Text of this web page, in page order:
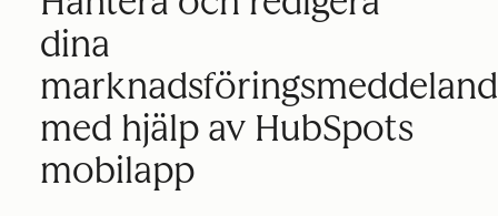
dina
med hjälp av HubSpots
mobilapp